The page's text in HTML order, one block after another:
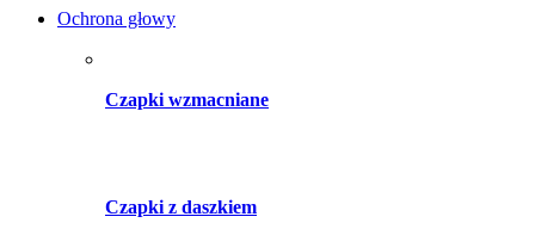
Ochrona głowy
Czapki wzmacniane
Czapki z daszkiem